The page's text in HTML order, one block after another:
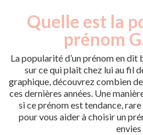
Quelle est la
prénom
La popularité d’un prénom en
sur ce qui plaît chez lui au fil
graphique, découvrez combien
ces dernières années. Une
si ce prénom est tendance,
pour vous aider à choisir un
envies
Année
Nouveaux-
nés
2010
4530
2011
4855
2012
5020
2013
5195
2014
5365
2015
5655